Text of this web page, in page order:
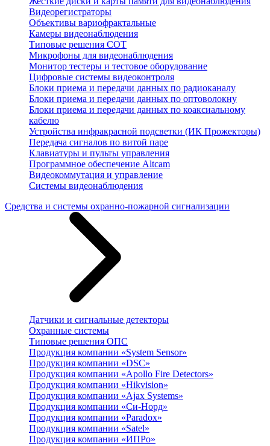
Видеорегистраторы
Объективы вариофрактальные
Камеры видеонаблюдения
Типовые решения СОТ
Микрофоны для видеонаблюдения
Монитор тестеры и тестовое оборудование
Цифровые системы видеоконтроля
Блоки приема и передачи данных по радиоканалу
Блоки приема и передачи данных по оптоволокну
Блоки приема и передачи данных по коаксиальному
кабелю
Устройства инфракрасной подсветки (ИК Прожекторы)
Передача сигналов по витой паре
Клавиатуры и пульты управления
Программное обеспечение Altcam
Видеокоммутация и управление
Системы видеонаблюдения
Средства и системы охранно-пожарной сигнализации
Датчики и сигнальные детекторы
Охранные системы
Типовые решения ОПС
Продукция компании «System Sensor»
Продукция компании «DSC»
Продукция компании «Apollo Fire Detectors»
Продукция компании «Hikvision»
Продукция компании «Ajax Systems»
Продукция компании «Си-Норд»
Продукция компании «Paradox»
Продукция компании «Satel»
Продукция компании «ИПРо»